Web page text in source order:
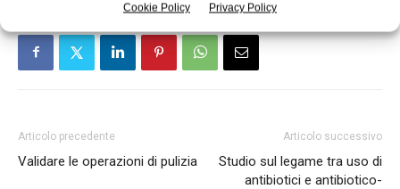
Cookie Policy Privacy Policy
Articolo precedente
Validare le operazioni di pulizia
Articolo successivo
Studio sul legame tra uso di
antibiotici e antibiotico-